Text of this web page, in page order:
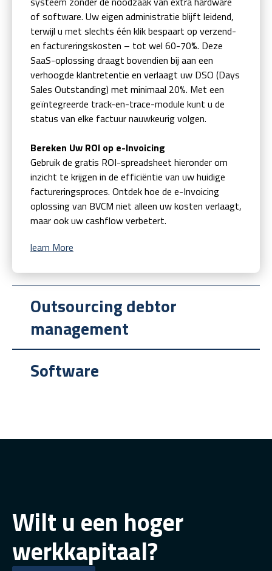
of software. Uw eigen administratie blijft leidend,
terwijl u met slechts één klik bespaart op verzend-
en factureringskosten – tot wel 60-70%. Deze
SaaS-oplossing draagt bovendien bij aan een
verhoogde klantretentie en verlaagt uw DSO (Days
Sales Outstanding) met minimaal 20%. Met een
geïntegreerde track-en-trace-module kunt u de
status van elke factuur nauwkeurig volgen.
Bereken Uw ROI op e-Invoicing
Gebruik de gratis ROI-spreadsheet hieronder om
inzicht te krijgen in de efficiëntie van uw huidige
factureringsproces. Ontdek hoe de e-Invoicing
oplossing van BVCM niet alleen uw kosten verlaagt,
maar ook uw cashflow verbetert.
learn More
Outsourcing debtor
management
Software
Wilt u een hoger
werkkapitaal?